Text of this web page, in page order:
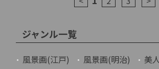
ジャンル一覧
風景画(江戸) 風景画(明治)
美